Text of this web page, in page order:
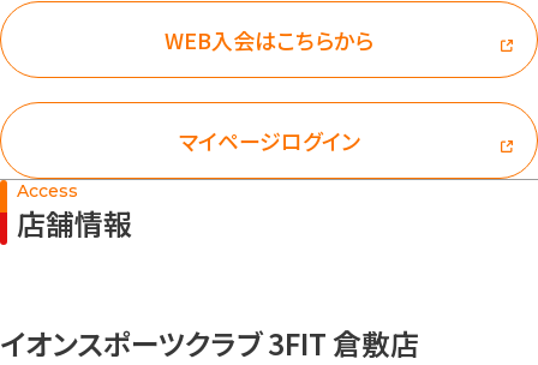
WEB入会はこちらから
マイページログイン
Access
店舗情報
イオンスポーツクラブ 3FIT 倉敷店